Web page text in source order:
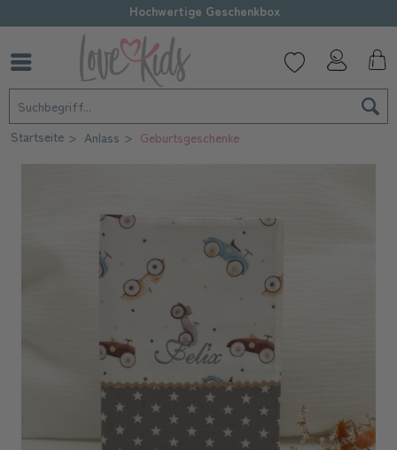
Hochwertige Geschenkbox
Startseite Anlass Geburtsgeschenke